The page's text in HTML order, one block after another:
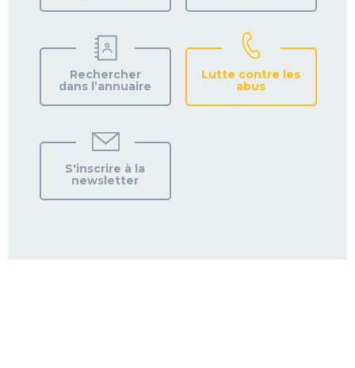
Rechercher
dans l’annuaire
Lutte contre les
abus
S'inscrire à la
newsletter